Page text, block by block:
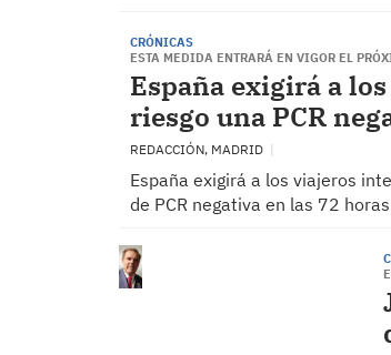
CRÓNICAS
ESTA MEDIDA ENTRARÁ EN VIGOR EL
España exigirá a
riesgo una PCR
REDACCIÓN, MADRID
España exigirá a los viajeros
de PCR negativa en las 72